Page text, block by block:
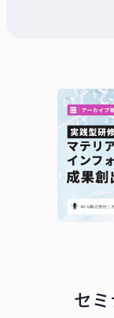
セ